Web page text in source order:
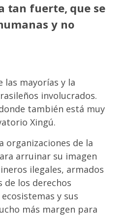
tan fuerte, que se
y no
las mayorías y la
involucrados.
también está muy
Xingú.
organizaciones de la
arruinar su imagen
ilegales, armados
de los derechos
y sus
más margen para